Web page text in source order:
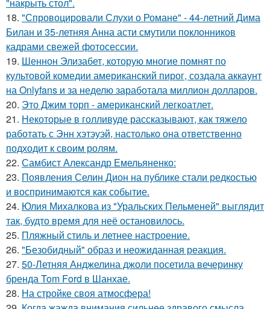
18. "Спровоцировали Слухи о Романе" - 44-летний Дима
Билан и 35-летняя Анна асти смутили поклонников
кадрами свежей фотосессии.
19. Шеннон Элизабет, которую многие помнят по
культовой комедии американский пирог, создала аккаунт
на Onlyfans и за неделю заработала миллион долларов.
20. Это Джим торп - американский легкоатлет.
21. Некоторые в голливуде рассказывают, как тяжело
работать с Энн хэтэуэй, настолько она ответственно
подходит к своим ролям.
22. Самбист Александр Емельяненко:
23. Появления Селин Дион на публике стали редкостью
и воспринимаются как событие.
24. Юлия Михалкова из "Уральских Пельменей" выглядит
так, будто время для неё остановилось.
25. Пляжный стиль и летнее настроение.
26. "Безобидный" образ и неожиданная реакция.
27. 50-Летняя Анджелина джоли посетила вечеринку
бренда Tom Ford в Шанхае.
28. На стройке своя атмосфера!